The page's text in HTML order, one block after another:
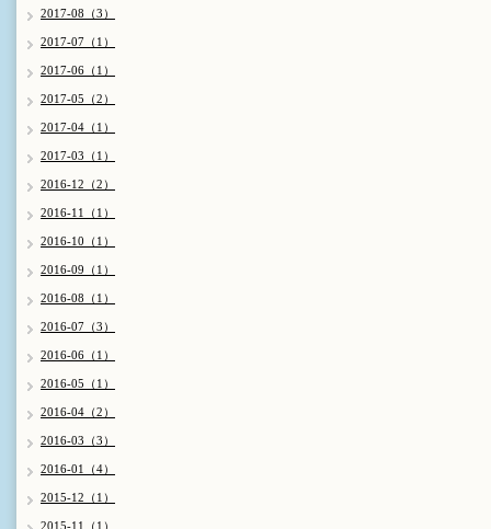
2017-08（3）
2017-07（1）
2017-06（1）
2017-05（2）
2017-04（1）
2017-03（1）
2016-12（2）
2016-11（1）
2016-10（1）
2016-09（1）
2016-08（1）
2016-07（3）
2016-06（1）
2016-05（1）
2016-04（2）
2016-03（3）
2016-01（4）
2015-12（1）
2015-11（1）